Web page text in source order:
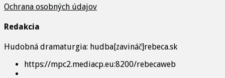
Ochrana osobných údajov
Redakcia
Hudobná dramaturgia: hudba[zavináč]rebeca.sk
https://mpc2.mediacp.eu:8200/rebecaweb